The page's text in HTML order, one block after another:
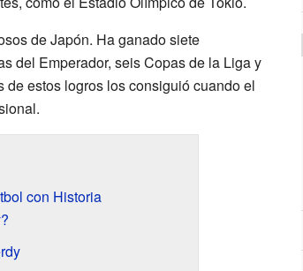
de Japón. Ha ganado siete
del Emperador, seis Copas de la Liga y
de estos logros los consiguió cuando el
con Historia